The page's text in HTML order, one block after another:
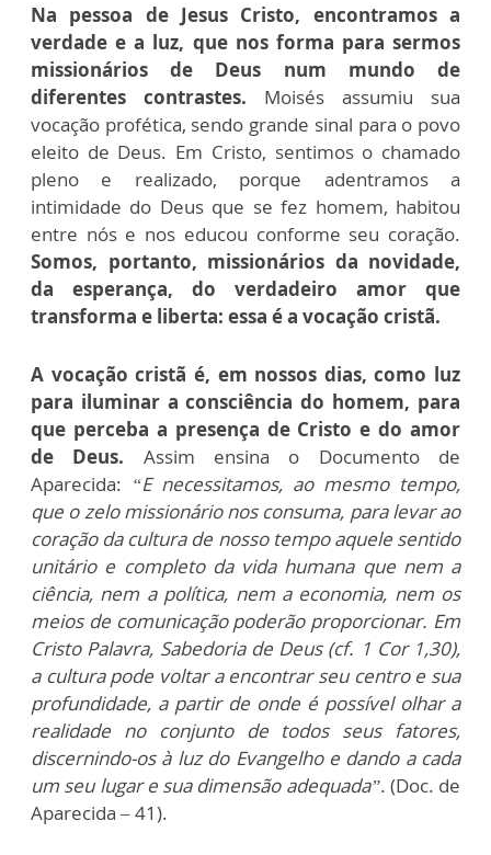
Na pessoa de Jesus Cristo, encontramos a
verdade e a luz, que nos forma para sermos
missionários de Deus num mundo de
diferentes contrastes. Moisés assumiu sua
vocação profética, sendo grande sinal para o povo
eleito de Deus. Em Cristo, sentimos o chamado
pleno e realizado, porque adentramos a
intimidade do Deus que se fez homem, habitou
entre nós e nos educou conforme seu coração.
Somos, portanto, missionários da novidade,
da esperança, do verdadeiro amor que
transforma e liberta: essa é a vocação cristã.
A vocação cristã é, em nossos dias, como luz
para iluminar a consciência do homem, para
que perceba a presença de Cristo e do amor
de Deus. Assim ensina o Documento de
Aparecida: “E necessitamos, ao mesmo tempo,
que o zelo missionário nos consuma, para levar ao
coração da cultura de nosso tempo aquele sentido
unitário e completo da vida humana que nem a
ciência, nem a política, nem a economia, nem os
meios de comunicação poderão proporcionar. Em
Cristo Palavra, Sabedoria de Deus (cf. 1 Cor 1,30),
a cultura pode voltar a encontrar seu centro e sua
profundidade, a partir de onde é possível olhar a
realidade no conjunto de todos seus fatores,
discernindo-os à luz do Evangelho e dando a cada
um seu lugar e sua dimensão adequada”. (Doc. de
Aparecida – 41).